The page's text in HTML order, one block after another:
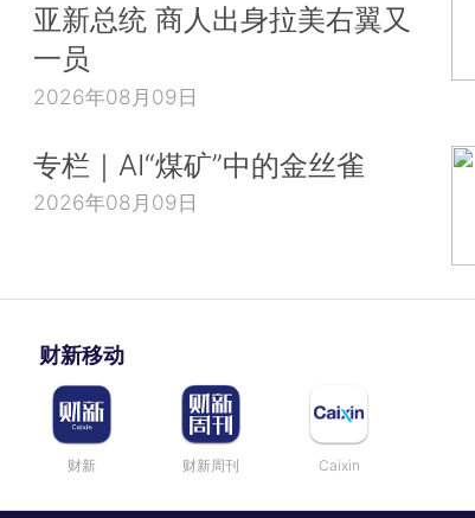
亚新总统 商人出身拉美右翼又
一员
2026年08月09日
专栏｜AI“煤矿”中的金丝雀
2026年08月09日
财新移动
财新 财新周刊 Caixin